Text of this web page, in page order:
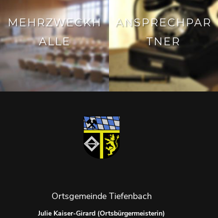
MEHRZWECKH
ALLE
ANSPRECHPAR
TNER
Ortsgemeinde Tiefenbach
Julie Kaiser-Girard (Ortsbürgermeisterin)